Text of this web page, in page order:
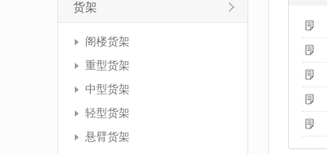
货架
阁楼货架
重型货架
中型货架
轻型货架
悬臂货架